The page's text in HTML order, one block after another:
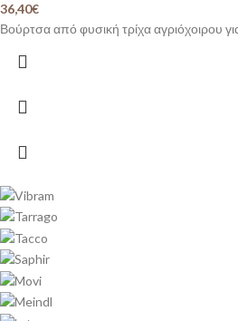
36,40€
Βούρτσα από φυσική τρίχα αγριόχοιρου